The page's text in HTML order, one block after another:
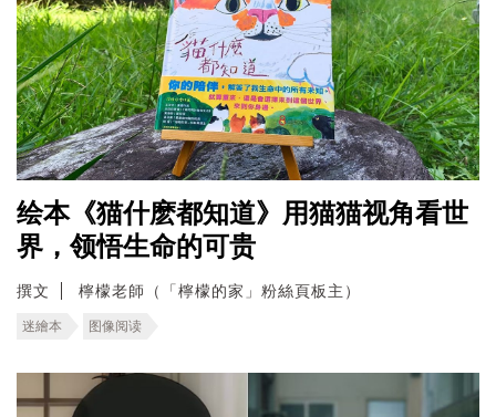
绘本《猫什麽都知道》用猫猫视角看世
界，领悟生命的可贵
撰文 檸檬老師（「檸檬的家」粉絲頁板主）
迷繪本 图像阅读